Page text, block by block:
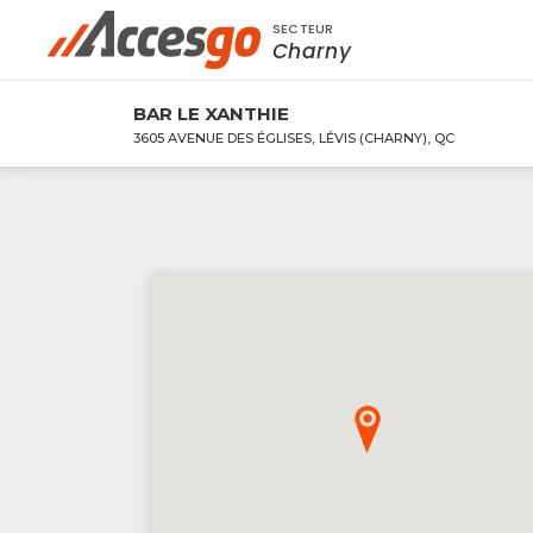
Rechercher à proximité - Entreprise /
SECTEUR
Charny
BAR LE XANTHIE
3605 AVENUE DES ÉGLISES, LÉVIS (CHARNY), QC